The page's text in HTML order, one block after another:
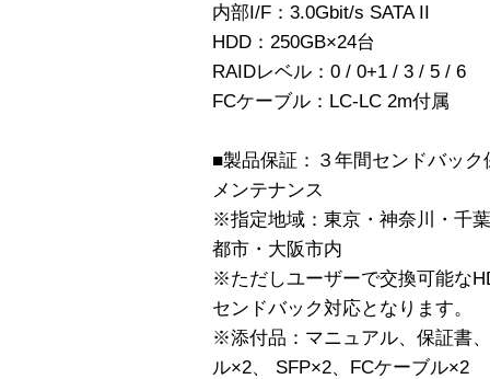
内部I/F：3.0Gbit/s SATA II
HDD：250GB×24台
RAIDレベル：0 / 0+1 / 3 / 5 / 6
FCケーブル：LC-LC 2m付属
■製品保証：３年間センドバッ
メンテナンス
※指定地域：東京・神奈川・千
都市・大阪市内
※ただしユーザーで交換可能な
センドバック対応となります。
※添付品：マニュアル、保証書
ル×2、 SFP×2、FCケーブル×2